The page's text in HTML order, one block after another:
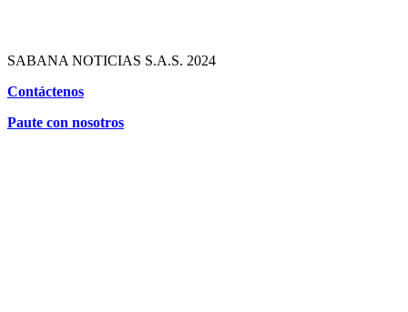
SABANA NOTICIAS S.A.S. 2024
Contáctenos
Paute con nosotros